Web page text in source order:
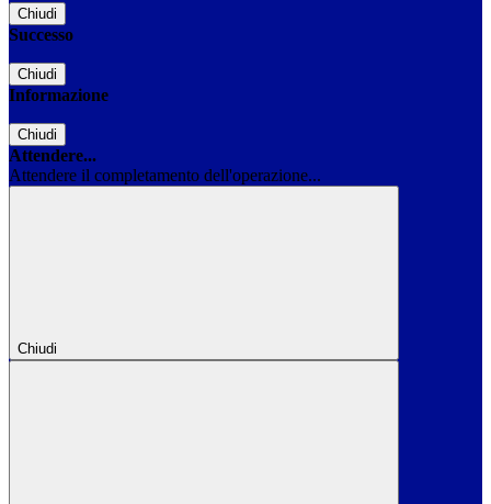
Chiudi
Successo
Chiudi
Informazione
Chiudi
Attendere...
Attendere il completamento dell'operazione...
Chiudi